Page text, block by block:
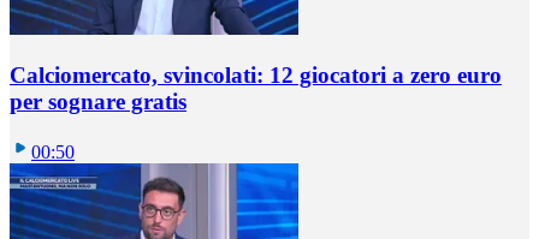
Calciomercato, svincolati: 12 giocatori a zero euro
per sognare gratis
00:50